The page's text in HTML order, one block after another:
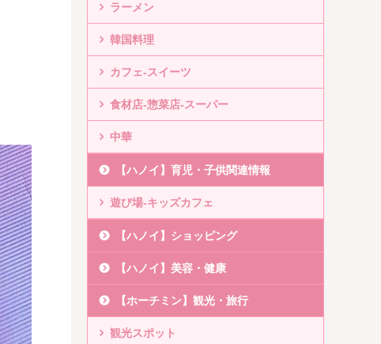
ラーメン
韓国料理
カフェ-スイーツ
食材店-惣菜店-スーパー
中華
【ハノイ】育児・子供関連情報
遊び場-キッズカフェ
【ハノイ】ショッピング
【ハノイ】美容・健康
【ホーチミン】観光・旅行
観光スポット